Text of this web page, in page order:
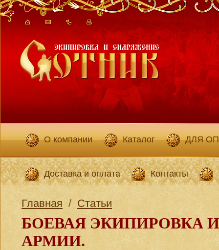
О компании Каталог ДЛЯ
Доставка и оплата Контакты
Главная / Статьи
БОЕВАЯ ЭКИПИРОВКА
АРМИИ.